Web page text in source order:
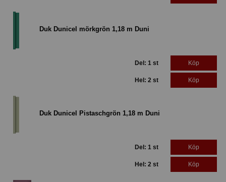
Duk Dunicel mörkgrön 1,18 m Duni
Del: 1 st Köp
Hel: 2 st Köp
Duk Dunicel Pistaschgrön 1,18 m Duni
Del: 1 st Köp
Hel: 2 st Köp